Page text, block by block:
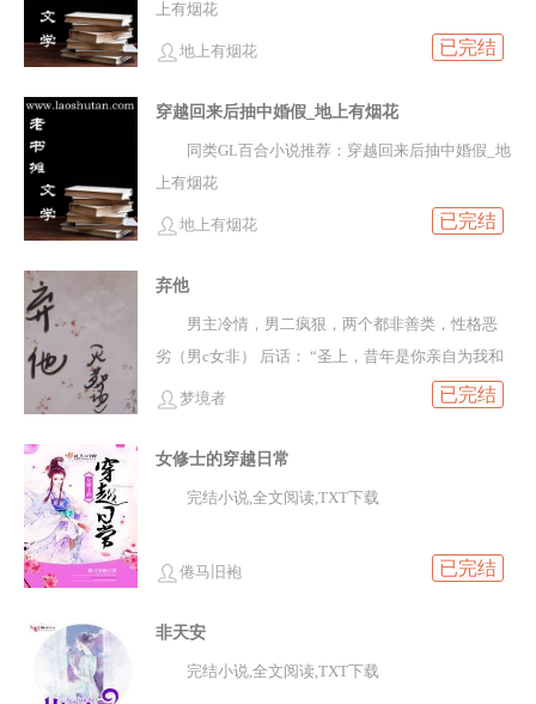
上有烟花
地上有烟花 已完结
穿越回来后抽中婚假_地上有烟花
同类GL百合小说推荐：穿越回来后抽中婚假_地
上有烟花
地上有烟花 已完结
弃他
男主冷情，男二疯狠，两个都非善类，性格恶
劣（男c女非） 后话： “圣上，昔年是你亲自为我和
你侄儿操办婚宴，你如今又有何不满？” “圣上所求
什么，..
梦境者 已完结
女修士的穿越日常
完结小说,全文阅读,TXT下载
倦马旧袍 已完结
非天安
完结小说,全文阅读,TXT下载